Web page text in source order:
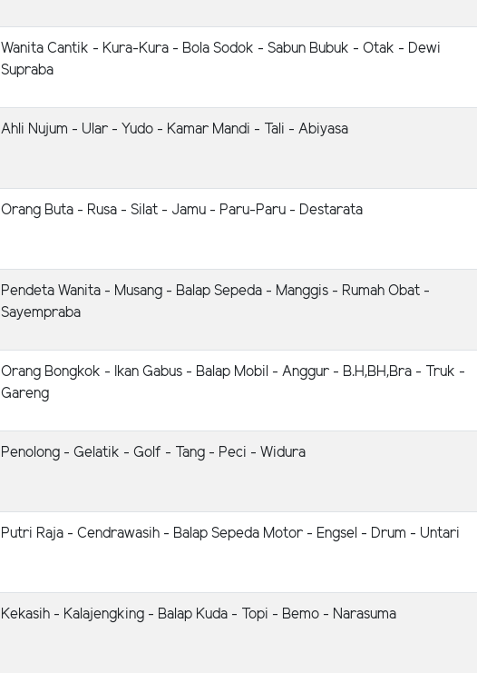
Wanita Cantik - Kura-Kura - Bola Sodok - Sabun Bubuk - Otak - Dewi
Supraba
Ahli Nujum - Ular - Yudo - Kamar Mandi - Tali - Abiyasa
Orang Buta - Rusa - Silat - Jamu - Paru-Paru - Destarata
Pendeta Wanita - Musang - Balap Sepeda - Manggis - Rumah Obat -
Sayempraba
Orang Bongkok - Ikan Gabus - Balap Mobil - Anggur - B.H,BH,Bra - Truk -
Gareng
Penolong - Gelatik - Golf - Tang - Peci - Widura
Putri Raja - Cendrawasih - Balap Sepeda Motor - Engsel - Drum - Untari
Kekasih - Kalajengking - Balap Kuda - Topi - Bemo - Narasuma